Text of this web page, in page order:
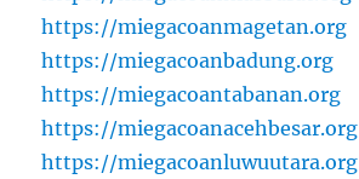
https://miegacoanmagetan.org
https://miegacoanbadung.org
https://miegacoantabanan.org
https://miegacoanacehbesar.org
https://miegacoanluwuutara.org